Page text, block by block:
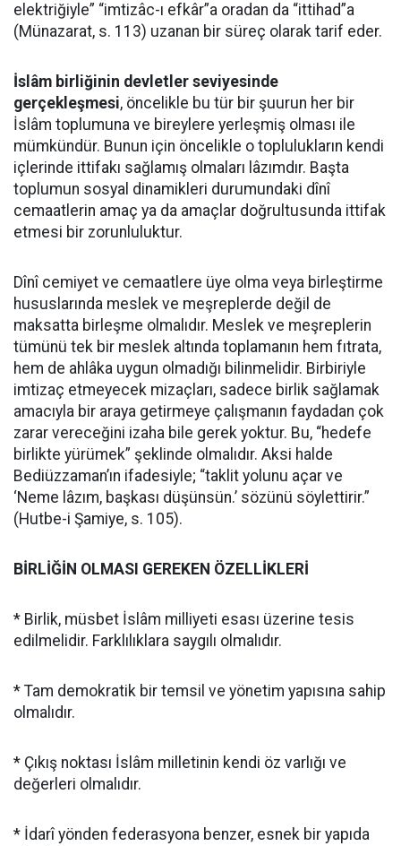
elektriğiyle” “imtizâc-ı efkâr”a oradan da “ittihad”a
(Münazarat, s. 113) uzanan bir süreç olarak tarif eder.
İslâm birliğinin devletler seviyesinde
gerçekleşmesi, öncelikle bu tür bir şuurun her bir
İslâm toplumuna ve bireylere yerleşmiş olması ile
mümkündür. Bunun için öncelikle o toplulukların kendi
içlerinde ittifakı sağlamış olmaları lâzımdır. Başta
toplumun sosyal dinamikleri durumundaki dînî
cemaatlerin amaç ya da amaçlar doğrultusunda ittifak
etmesi bir zorunluluktur.
Dînî cemiyet ve cemaatlere üye olma veya birleştirme
hususlarında meslek ve meşreplerde değil de
maksatta birleşme olmalıdır. Meslek ve meşreplerin
tümünü tek bir meslek altında toplamanın hem fıtrata,
hem de ahlâka uygun olmadığı bilinmelidir. Birbiriyle
imtizaç etmeyecek mizaçları, sadece birlik sağlamak
amacıyla bir araya getirmeye çalışmanın faydadan çok
zarar vereceğini izaha bile gerek yoktur. Bu, “hedefe
birlikte yürümek” şeklinde olmalıdır. Aksi halde
Bediüzzaman’ın ifadesiyle; “taklit yolunu açar ve
‘Neme lâzım, başkası düşünsün.’ sözünü söylettirir.”
(Hutbe-i Şamiye, s. 105).
BİRLİĞİN OLMASI GEREKEN ÖZELLİKLERİ
* Birlik, müsbet İslâm milliyeti esası üzerine tesis
edilmelidir. Farklılıklara saygılı olmalıdır.
* Tam demokratik bir temsil ve yönetim yapısına sahip
olmalıdır.
* Çıkış noktası İslâm milletinin kendi öz varlığı ve
değerleri olmalıdır.
* İdarî yönden federasyona benzer, esnek bir yapıda